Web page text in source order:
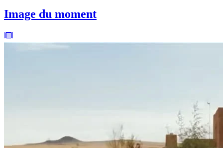
Image du moment